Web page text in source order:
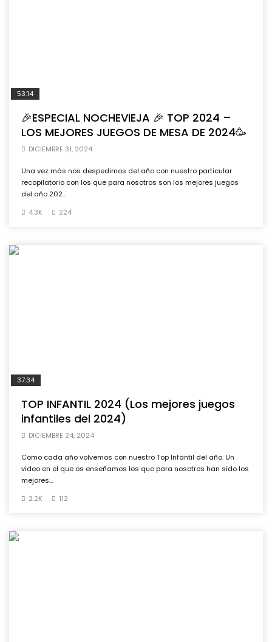
53:14
🎉ESPECIAL NOCHEVIEJA 🎉 TOP 2024 –
LOS MEJORES JUEGOS DE MESA DE 2024🥳
DICIEMBRE 31, 2024
Una vez más nos despedimos del año con nuestro particular
recopilatorio con los que para nosotros son los mejores juegos
del año 202...
4.3K
224
37:34
TOP INFANTIL 2024 (Los mejores juegos
infantiles del 2024)
DICIEMBRE 24, 2024
Como cada año volvemos con nuestro Top Infantil del año. Un
video en el que os enseñamos los que para nosotros han sido los
mejores...
2.2K
112